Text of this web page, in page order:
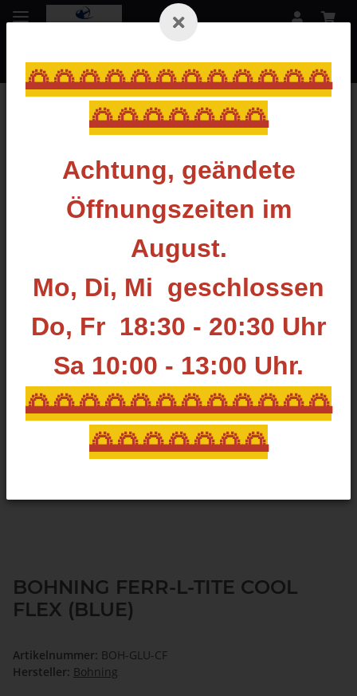
🌅🌅🌅🌅🌅🌅🌅🌅🌅🌅🌅🌅
🌅🌅🌅🌅🌅🌅🌅
Achtung, geändete
Öffnungszeiten im
August.
Mo, Di, Mi geschlossen
Do, Fr 18:30 - 20:30 Uhr
Sa 10:00 - 13:00 Uhr.
🌅🌅🌅🌅🌅🌅🌅🌅🌅🌅🌅🌅
🌅🌅🌅🌅🌅🌅🌅
Zurück zur Liste Klebstoffe
BOHNING FERR-L-TITE COOL
FLEX (BLUE)
Artikelnummer: BOH-GLU-CF
Hersteller: Bohning